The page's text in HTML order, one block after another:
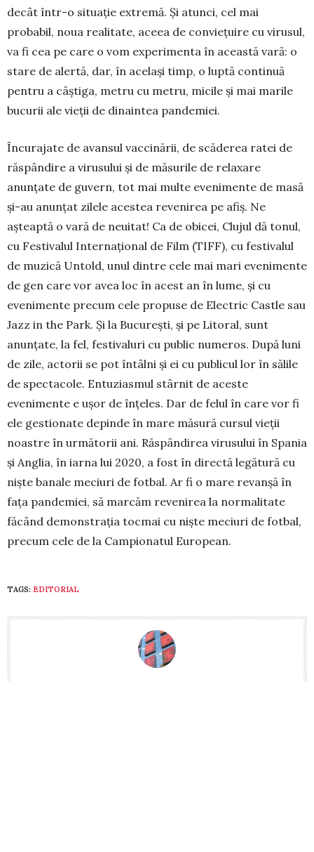
decât într-o situație extre­mă. Și atunci, cel mai
probabil, noua rea­litate, aceea de conviețuire cu virusul,
va fi cea pe care o vom experimenta în această vară: o
stare de alertă, dar, în același timp, o luptă continuă
pentru a câștiga, metru cu metru, micile și mai marile
bucurii ale vieții de dinaintea pandemiei.
Încurajate de avansul vaccinării, de scăderea ratei de
răspândire a virusului și de măsurile de relaxare
anunțate de guvern, tot mai multe evenimente de masă
și-au anunțat zilele acestea revenirea pe afiș. Ne
așteaptă o vară de neuitat! Ca de obicei, Clujul dă tonul,
cu Festivalul Internațional de Film (TIFF), cu festivalul
de muzică Untold, unul dintre cele mai mari eveni­men­te
de gen care vor avea loc în acest an în lume, și cu
evenimente precum cele pro­puse de Electric Castle sau
Jazz in the Park. Și la București, și pe Litoral, sunt
anunțate, la fel, festivaluri cu public numeros. După luni
de zile, actorii se pot întâlni și ei cu pu­bli­cul lor în sălile
de spectacole. Entu­zias­mul stârnit de aceste
evenimente e ușor de înțeles. Dar de felul în care vor fi
ele ges­tio­nate depinde în mare măsură cursul vieții
noastre în următorii ani. Răspândirea viru­sului în Spania
și Anglia, în iarna lui 2020, a fost în directă legătură cu
niște banale meciuri de fotbal. Ar fi o mare revanșă în
fața pandemiei, să marcăm revenirea la normalitate
făcând demonstrația tocmai cu niște meciuri de fotbal,
precum cele de la Campionatul European.
TAGS: EDITORIAL